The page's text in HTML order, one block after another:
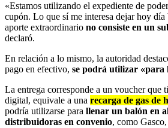
«Estamos utilizando el expediente de
cupón. Lo que sí me interesa dejar hoy día
aporte extraordinario no consiste en un
declaró.
En relación a lo mismo, la autoridad
pago en efectivo, se podrá utilizar «para
La entrega corresponde a un voucher que
digital, equivale a una recarga de gas de
podría utilizarse para llenar un balón en
distribuidoras en convenio, como